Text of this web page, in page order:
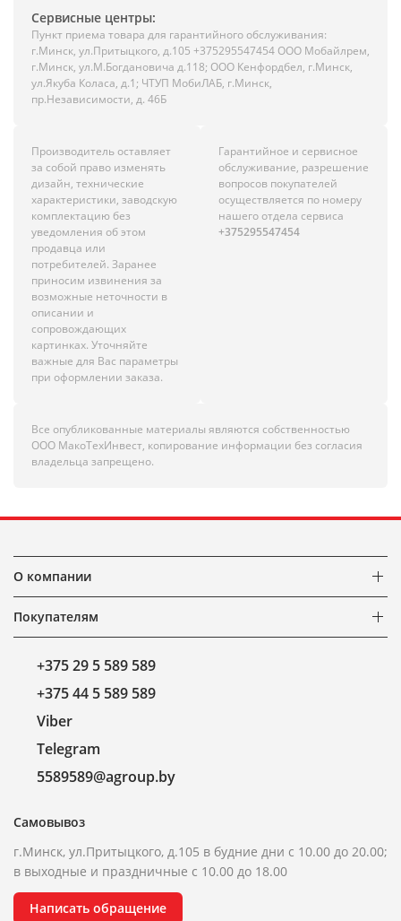
Сервисные центры:
Пункт приема товара для гарантийного обслуживания:
г.Минск, ул.Притыцкого, д.105 +375295547454 ООО Мобайлрем,
г.Минск, ул.М.Богдановича д.118; ООО Кенфордбел, г.Минск,
ул.Якуба Коласа, д.1; ЧТУП МобиЛАБ, г.Минск,
пр.Независимости, д. 46Б
Производитель оставляет
за собой право изменять
дизайн, технические
характеристики, заводскую
комплектацию без
уведомления об этом
продавца или
потребителей. Заранее
приносим извинения за
возможные неточности в
описании и
сопровождающих
картинках. Уточняйте
важные для Вас параметры
при оформлении заказа.
Гарантийное и сервисное
обслуживание, разрешение
вопросов покупателей
осуществляется по номеру
нашего отдела сервиса
+375295547454
Все опубликованные материалы являются собственностью
ООО МакоТехИнвест, копирование информации без согласия
владельца запрещено.
О компании
Покупателям
+375 29 5 589 589
+375 44 5 589 589
Viber
Telegram
5589589@agroup.by
Самовывоз
г.Минск, ул.Притыцкого, д.105 в будние дни с 10.00 до 20.00;
в выходные и праздничные с 10.00 до 18.00
Написать обращение